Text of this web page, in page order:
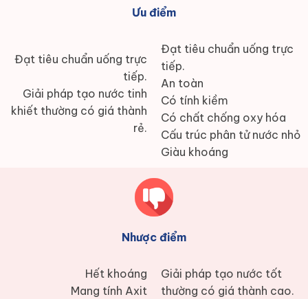
Đạt tiêu chuẩn uống trực
tiếp.
Giải pháp tạo nước tinh
khiết thường có giá thành
rẻ.
Ưu điểm
Đạt tiêu chuẩn uống trực
tiếp.
An toàn
Có tính kiềm
Có chất chống oxy hóa
Cấu trúc phân tử nước nhỏ
Giàu khoáng
Hết khoáng
Mang tính Axit
Nhược điểm
Giải pháp tạo nước tốt
thường có giá thành cao.